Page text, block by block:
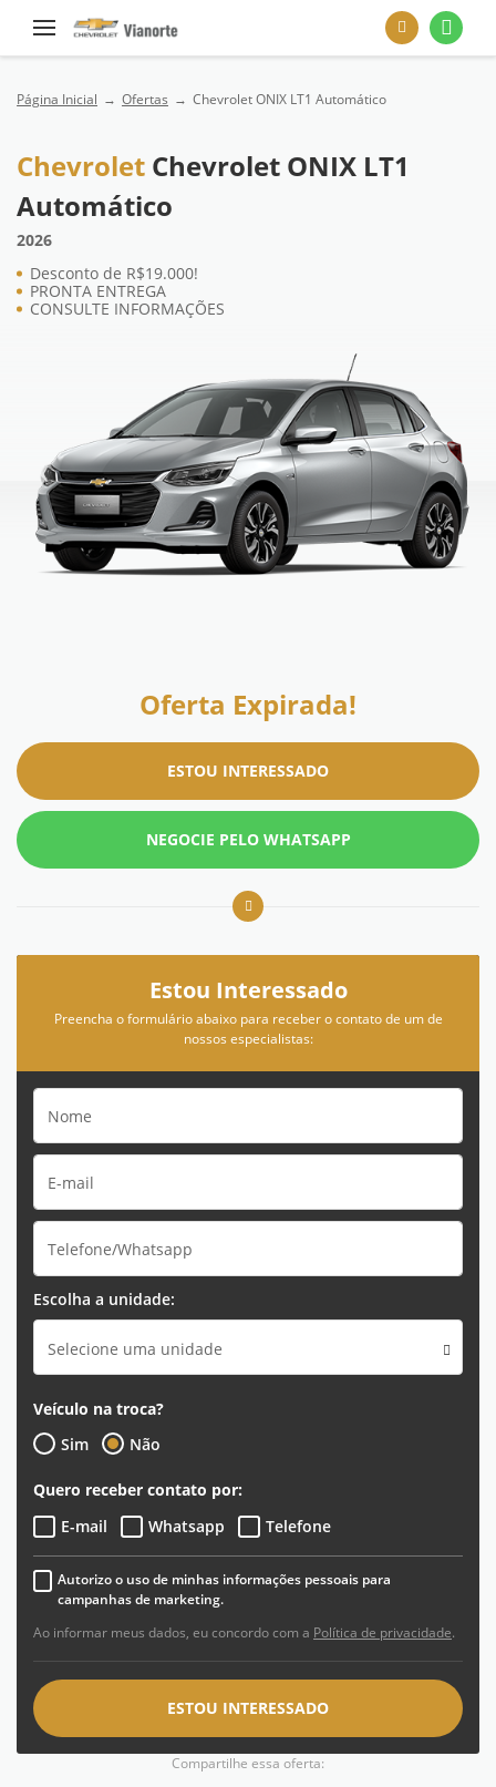
Página Inicial Ofertas Chevrolet ONIX LT1 Automático
Chevrolet Chevrolet ONIX LT1
Automático
2026
Desconto de R$19.000!
PRONTA ENTREGA
CONSULTE INFORMAÇÕES
Oferta Expirada!
ESTOU INTERESSADO
NEGOCIE PELO WHATSAPP
Estou Interessado
Preencha o formulário abaixo para receber o contato de um de
nossos especialistas:
Escolha a unidade:
Selecione uma unidade
Veículo na troca?
Sim
Não
Quero receber contato por:
E-mail
Whatsapp Telefone
Autorizo o uso de minhas informações pessoais para
campanhas de marketing.
Ao informar meus dados, eu concordo com a Política de privacidade.
ESTOU INTERESSADO
Compartilhe essa oferta: